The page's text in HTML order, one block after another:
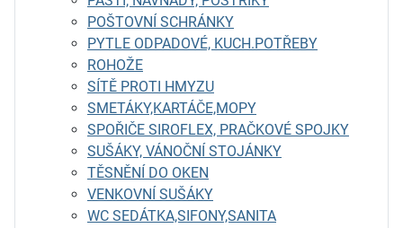
POŠTOVNÍ SCHRÁNKY
PYTLE ODPADOVÉ, KUCH.POTŘEBY
ROHOŽE
SÍTĚ PROTI HMYZU
SMETÁKY,KARTÁČE,MOPY
SPOŘIČE SIROFLEX, PRAČKOVÉ SPOJKY
SUŠÁKY, VÁNOČNÍ STOJÁNKY
TĚSNĚNÍ DO OKEN
VENKOVNÍ SUŠÁKY
WC SEDÁTKA,SIFONY,SANITA